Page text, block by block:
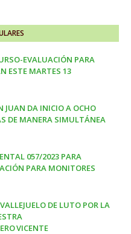
EVALUACIÓN PARA
ESTE MARTES 13
JUAN DA INICIO A OCHO
DE MANERA SIMULTÁNEA
057/2023 PARA
PARA MONITORES
DE LUTO POR LA
VICENTE